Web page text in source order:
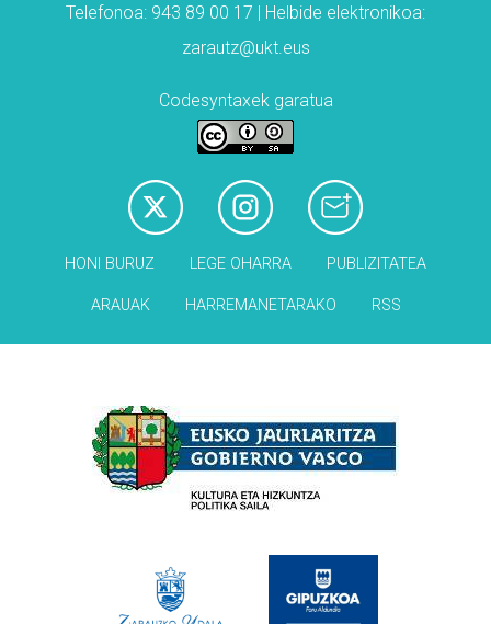
Telefonoa: 943 89 00 17 | Helbide elektronikoa:
zarautz@ukt.eus
Codesyntaxek garatua
HONI BURUZ LEGE OHARRA PUBLIZITATEA
ARAUAK HARREMANETARAKO RSS